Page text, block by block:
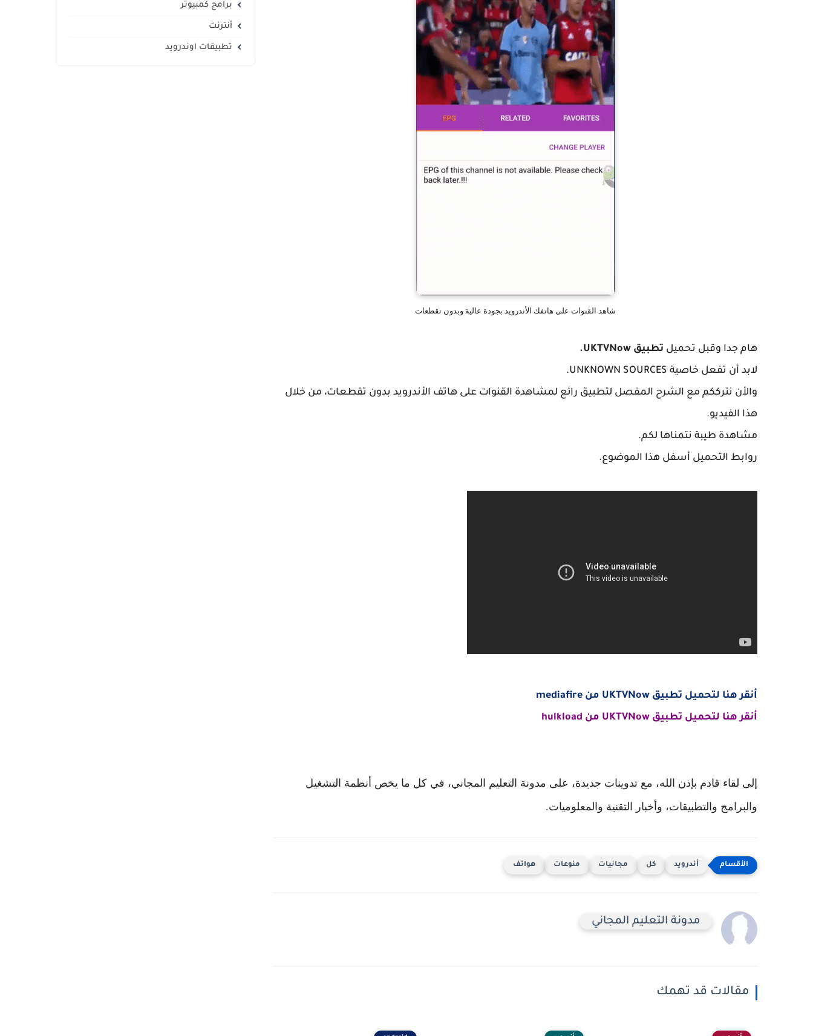
شاهد القنوات على هاتفك الأندرويد بجودة عالية وبدون تقطعات
هام جدا وقبل تحميل تطبيق UKTVNow
.
لابد أن تفعل خاصية UNKNOWN SOURCES.
والأن نترككم مع الشرح المفصل لتطبيق رائع لمشاهدة القنوات على هاتف الأندرويد بدون تقطعات، من خلال
هذا الفيديو.
مشاهدة طيبة نتمناها لكم.
روابط التحميل أسفل هذا الموضوع.
أنقر هنا لتحميل تطبيق UKTVNow من mediafire
أنقر هنا لتحميل تطبيق UKTVNow من hulkload
إلى لقاء قادم بإذن الله، مع تدوينات جديدة، على مدونة التعليم المجاني، في كل ما يخص أنظمة التشغيل
والبرامج والتطبيقات، وأخبار التقنية والمعلوميات.
أندرويد كل مجانيات منوعات هواتف
مدونة التعليم المجاني
مقالات قد تهمك
برامج كمبيوتر
أنترنت
تطبيقات اوندرويد